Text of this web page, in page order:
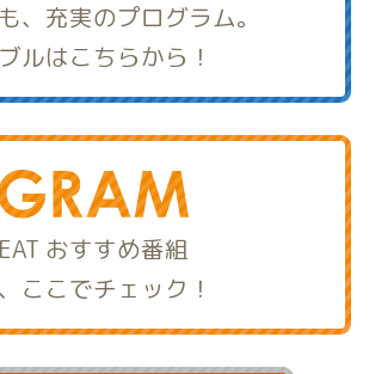
、充実のプログラム。
ルはこちらから！
おすすめ番組
ここでチェック！